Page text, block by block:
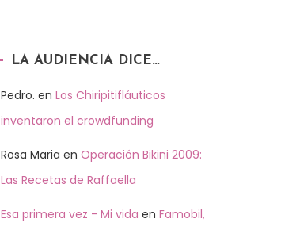
LA AUDIENCIA DICE…
Pedro. en Los Chiripitifláuticos
inventaron el crowdfunding
Rosa Maria en Operación Bikini 2009:
Las Recetas de Raffaella
Esa primera vez - Mi vida en Famobil,